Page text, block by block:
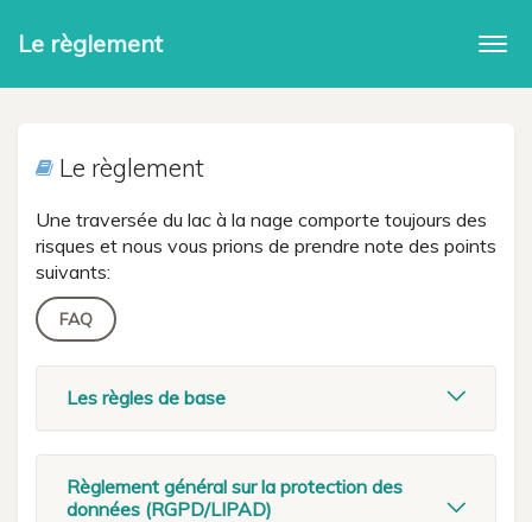
Le règlement
Le règlement
Une traversée du lac à la nage comporte toujours des
risques et nous vous prions de prendre note des points
suivants:
FAQ
Les règles de base
Règlement général sur la protection des
données (RGPD/LIPAD)